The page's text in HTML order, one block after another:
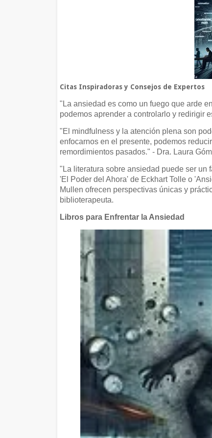
Citas Inspiradoras y Consejos de Expertos
"La ansiedad es como un fuego que arde
podemos aprender a controlarlo y redirigir
"El mindfulness y la atención plena son
enfocarnos en el presente, podemos
remordimientos pasados." - Dra. Laura
"La literatura sobre ansiedad puede ser un
'El Poder del Ahora' de Eckhart Tolle o
Mullen ofrecen perspectivas únicas y
biblioterapeuta.
Libros para Enfrentar la Ansiedad